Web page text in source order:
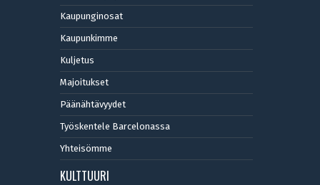
Kaupunginosat
Kaupunkimme
Kuljetus
Majoitukset
Päänähtävyydet
Työskentele Barcelonassa
Yhteisömme
KULTTUURI